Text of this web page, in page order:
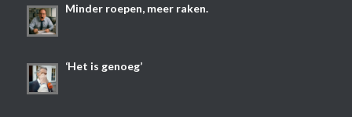
Minder roepen, meer raken.
‘Het is genoeg’